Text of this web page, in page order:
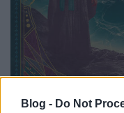
Blog - Do Not
Férfiúkról